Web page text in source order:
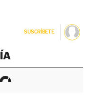
SUSCRÍBETE